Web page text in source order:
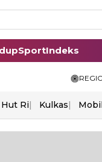
SportIndeks
Hut Ri Kulkas